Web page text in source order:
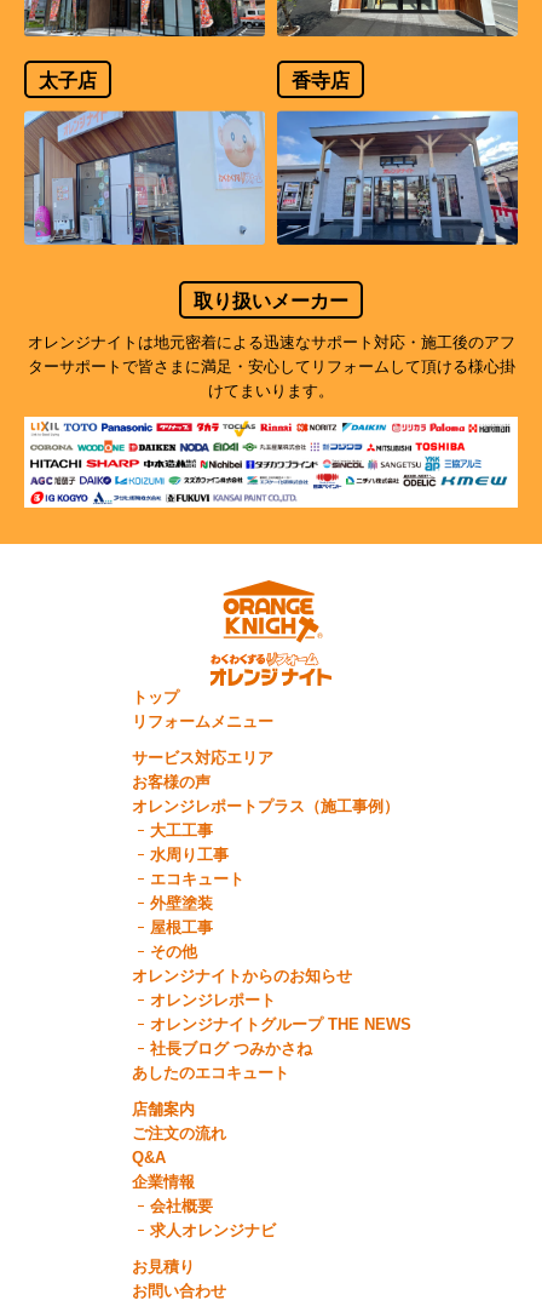
太子店 香寺店
取り扱いメーカー
オレンジナイトは地元密着による迅速なサポート対応・施工後のアフ
ターサポートで皆さまに満足・安心してリフォームして頂ける様心掛
けてまいります。
トップ
リフォームメニュー
サービス対応エリア
お客様の声
オレンジレポートプラス（施工事例）
大工工事
水周り工事
エコキュート
外壁塗装
屋根工事
その他
オレンジナイトからのお知らせ
オレンジレポート
オレンジナイトグループ THE NEWS
社長ブログ つみかさね
あしたのエコキュート
店舗案内
ご注文の流れ
Q&A
企業情報
会社概要
求人オレンジナビ
お見積り
お問い合わせ